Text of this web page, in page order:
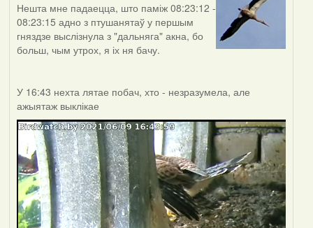
Нешта мне падаецца, што паміж 08:23:12 -
08:23:15 адно з птушанятаў у першым
гняздзе выслізнула з "дальняга" акна, бо
больш, чым утрох, я іх ня бачу.
У 16:43 нехта лятае побач, хто - незразумела, але
ажыятаж выклікае